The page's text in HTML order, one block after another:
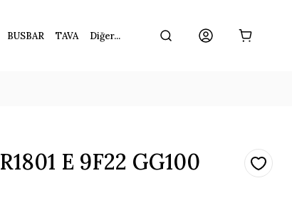
BUSBAR TAVA Diğer...
E 9F22 GG100